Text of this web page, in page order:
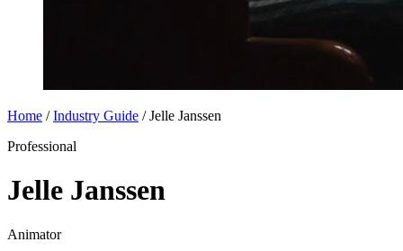
Home / Industry Guide / Jelle Janssen
Professional
Jelle Janssen
Animator